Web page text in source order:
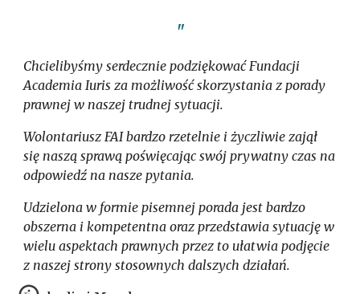
"
Chcielibyśmy serdecznie podziękować Fundacji
Academia Iuris za możliwość skorzystania z porady
prawnej w naszej trudnej sytuacji.
Wolontariusz FAI bardzo rzetelnie i życzliwie zajął
się naszą sprawą poświęcając swój prywatny czas na
odpowiedź na nasze pytania.
Udzielona w formie pisemnej porada jest bardzo
obszerna i kompetentna oraz przedstawia sytuację w
wielu aspektach prawnych przez to ułatwia podjęcie
z naszej strony stosownych dalszych działań.